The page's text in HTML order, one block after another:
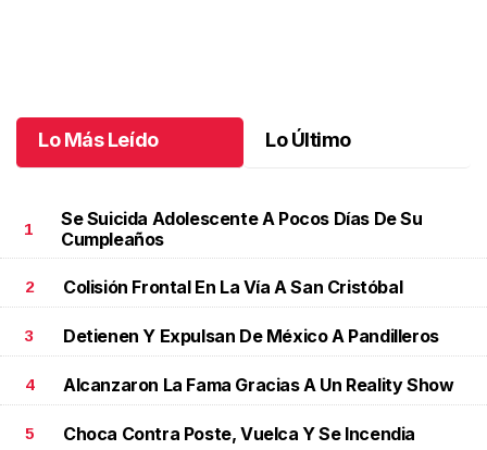
Lo Más Leído Lo Último
1
Se Suicida Adolescente A Pocos Días De Su
Cumpleaños
2 Colisión Frontal En La Vía A San Cristóbal
3 Detienen Y Expulsan De México A Pandilleros
4 Alcanzaron La Fama Gracias A Un Reality Show
5 Choca Contra Poste, Vuelca Y Se Incendia